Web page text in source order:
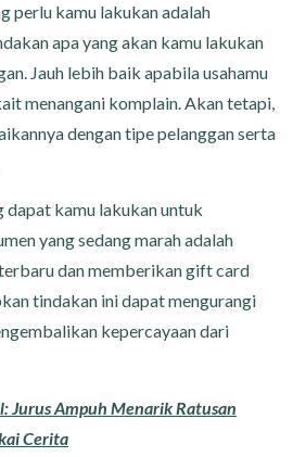
perlu kamu lakukan adalah
apa yang akan kamu lakukan
Jauh lebih baik apabila usahamu
menangani komplain. Akan tetapi,
dengan tipe pelanggan serta
dapat kamu lakukan untuk
yang sedang marah adalah
dan memberikan gift card
tindakan ini dapat mengurangi
kepercayaan dari
Jurus Ampuh Menarik Ratusan
Cerita